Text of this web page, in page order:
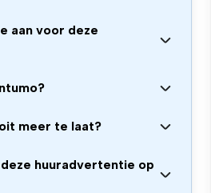
aan voor deze
meer te laat?
huuradvertentie op